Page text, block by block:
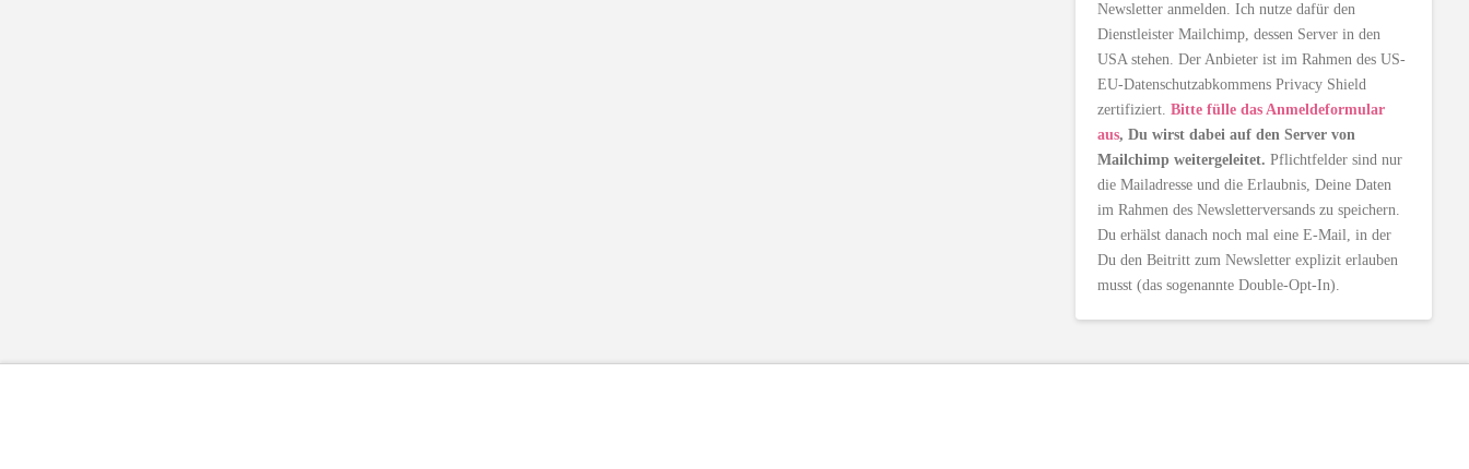
Newsletter anmelden. Ich nutze dafür den
Dienstleister Mailchimp, dessen Server in den
USA stehen. Der Anbieter ist im Rahmen des US-
EU-Datenschutzabkommens Privacy Shield
zertifiziert.Bitte fülle das Anmeldeformular
aus, Du wirst dabei auf den Server von
Mailchimp weitergeleitet. Pflichtfelder sind nur
die Mailadresse und die Erlaubnis, Deine Daten
im Rahmen des Newsletterversands zu speichern.
Du erhälst danach noch mal eine E-Mail, in der
Du den Beitritt zum Newsletter explizit erlauben
musst (das sogenannte Double-Opt-In).